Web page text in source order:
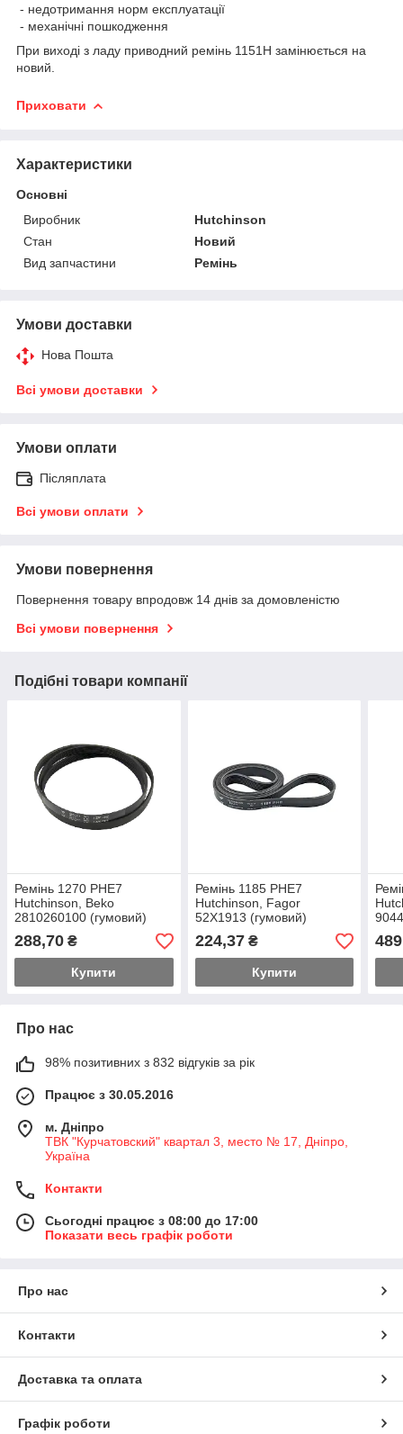
- недотримання норм експлуатації
- механічні пошкодження
При виході з ладу приводний ремінь 1151H замінюється на
новий.
Приховати
Характеристики
Основні
Виробник
Hutchinson
Стан
Новий
Вид запчастини
Ремінь
Умови доставки
Нова Пошта
Всі умови доставки
Умови оплати
Післяплата
Всі умови оплати
Умови повернення
Повернення товару впродовж 14 днів за домовленістю
Всі умови повернення
Подібні товари компанії
Ремінь 1270 PHE7
Hutchinson, Beko
2810260100 (гумовий)
288,70 ₴
Купити
Ремінь 1185 PHE7
Hutchinson, Fagor
52X1913 (гумовий)
224,37₴
Купити
489
Про нас
98% позитивних з 832 відгуків за рік
Працює з 30.05.2016
м. Дніпро
ТВК "Курчатовский" квартал 3, место № 17, Дніпро,
Україна
Контакти
Сьогодні працює з 08:00 до 17:00
Показати весь графік роботи
Про нас
Контакти
Доставка та оплата
Графік роботи